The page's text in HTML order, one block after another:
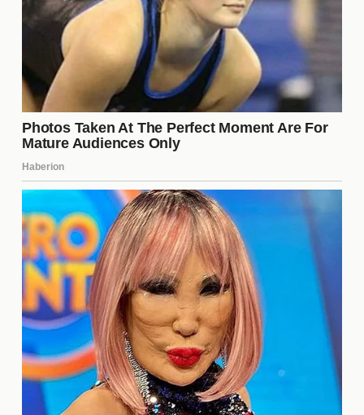
mantener a sus jugadores más destacados. Esto no
solo afecta la competitividad del equipo, sino que
también puede impactar negativamente en la
imagen del club, dificultando la atracción de
nuevos patrocinadores en el futuro.
¿Cómo puede el Sevilla FC
recuperar a sus patrocinadores?
Para recuperar a suspatrocinadores
necesita implementar una estrategia multifacética.
Esto incluye mejorar el rendimiento del equipo en el
campo, asegurar una gestión transparente y
efectiva, y aumentar la visibilidad del club en
competiciones europeas. Además, establecer
relaciones más sólidas con las marcas y demostrar
un compromiso con el crecimiento y la
sostenibilidad del club puede ser clave para atraer
de nuevo a los patrocinadores perdidos.